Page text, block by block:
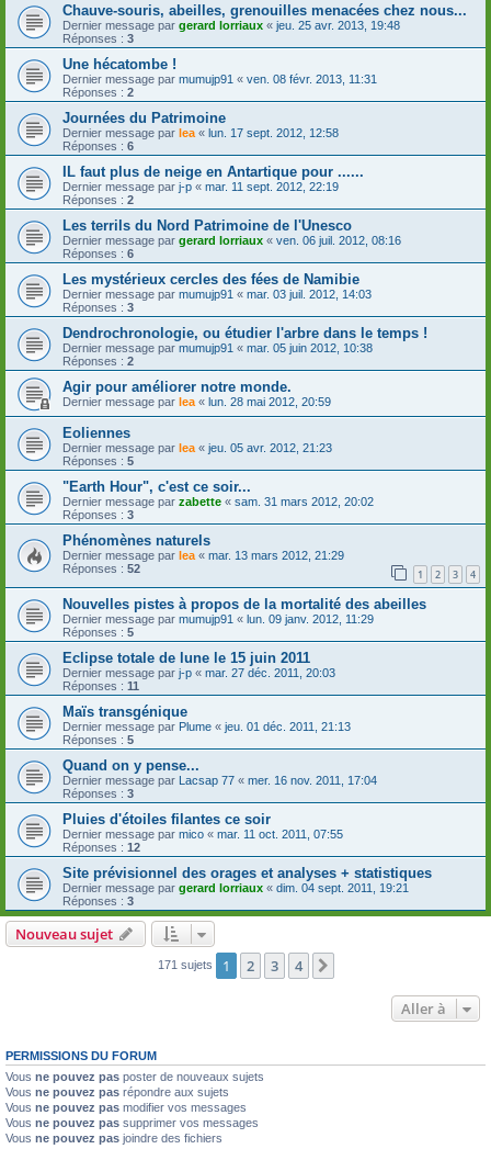
Chauve-souris, abeilles, grenouilles menacées chez nous...
Dernier message par gerard lorriaux « jeu. 25 avr. 2013, 19:48
Réponses : 3
Une hécatombe !
Dernier message par mumujp91 « ven. 08 févr. 2013, 11:31
Réponses : 2
Journées du Patrimoine
Dernier message par lea « lun. 17 sept. 2012, 12:58
Réponses : 6
IL faut plus de neige en Antartique pour ......
Dernier message par j-p « mar. 11 sept. 2012, 22:19
Réponses : 2
Les terrils du Nord Patrimoine de l'Unesco
Dernier message par gerard lorriaux « ven. 06 juil. 2012, 08:16
Réponses : 6
Les mystérieux cercles des fées de Namibie
Dernier message par mumujp91 « mar. 03 juil. 2012, 14:03
Réponses : 3
Dendrochronologie, ou étudier l'arbre dans le temps !
Dernier message par mumujp91 « mar. 05 juin 2012, 10:38
Réponses : 2
Agir pour améliorer notre monde.
Dernier message par lea « lun. 28 mai 2012, 20:59
Eoliennes
Dernier message par lea « jeu. 05 avr. 2012, 21:23
Réponses : 5
"Earth Hour", c'est ce soir...
Dernier message par zabette « sam. 31 mars 2012, 20:02
Réponses : 3
Phénomènes naturels
Dernier message par lea « mar. 13 mars 2012, 21:29
Réponses : 52 1 2 3 4
Nouvelles pistes à propos de la mortalité des abeilles
Dernier message par mumujp91 « lun. 09 janv. 2012, 11:29
Réponses : 5
Eclipse totale de lune le 15 juin 2011
Dernier message par j-p « mar. 27 déc. 2011, 20:03
Réponses : 11
Maïs transgénique
Dernier message par Plume « jeu. 01 déc. 2011, 21:13
Réponses : 5
Quand on y pense...
Dernier message par Lacsap 77 « mer. 16 nov. 2011, 17:04
Réponses : 3
Pluies d'étoiles filantes ce soir
Dernier message par mico « mar. 11 oct. 2011, 07:55
Réponses : 12
Site prévisionnel des orages et analyses + statistiques
Dernier message par gerard lorriaux « dim. 04 sept. 2011, 19:21
Réponses : 3
Nouveau sujet
171 sujets 1 2 3 4
Aller à
PERMISSIONS DU FORUM
Vous ne pouvez pas poster de nouveaux sujets
Vous ne pouvez pas répondre aux sujets
Vous ne pouvez pas modifier vos messages
Vous ne pouvez pas supprimer vos messages
Vous ne pouvez pas joindre des fichiers